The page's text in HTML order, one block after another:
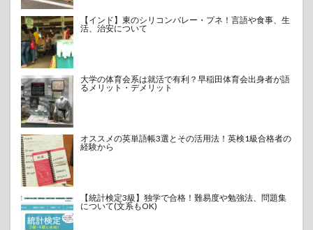
【インド】東のシリコンバレー・プネ！言語や食事、生
活、治安について
大学の体育会系は就活で有利？早稲田体育会出身者が語
るメリット・デメリット
オススメの英単語帳3選とその活用法！英検1級合格者の
経験から
【統計検定3級】独学で合格！難易度や勉強法、問題集
について(文系もOK)